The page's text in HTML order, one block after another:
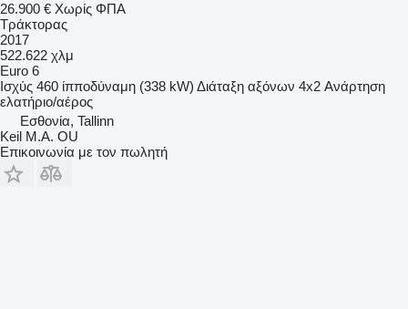
26.900 € Χωρίς ΦΠΑ
Τράκτορας
2017
522.622 χλμ
Euro 6
Ισχύς 460 ίπποδύναμη (338 kW) Διάταξη αξόνων 4x2 Ανάρτηση
ελατήριο/αέρος
Εσθονία, Tallinn
Keil M.A. OU
Επικοινωνία με τον πωλητή